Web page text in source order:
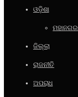
ଓଡ଼ିଶା
ମହାନଗର
ଜିଲ୍ଲା
ରାଜନୀତି
ଅପରାଧ